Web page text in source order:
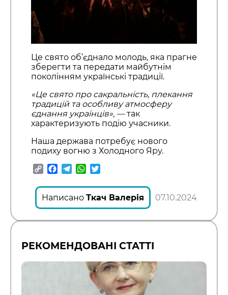
Це свято об’єднало молодь, яка прагне
зберегти та передати майбутнім
поколінням українські традиції.
«Це свято про сакральність, плекання
традицій та особливу атмосферу
єднання українців», —так
характеризують подію учасники.
Наша держава потребує нового
подиху вогню з Холодного Яру.
CopyFacebook
TelegramWhatsApp
НаписаноТкач Валерія 07.10.2024
РЕКОМЕНДОВАНІ СТАТТІ